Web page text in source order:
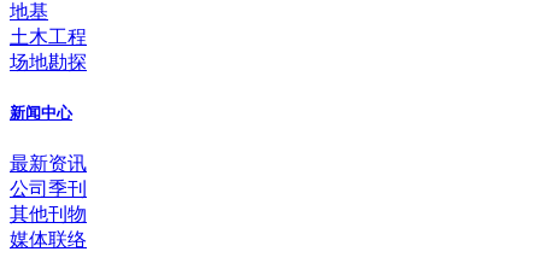
地基
土木工程
场地勘探
新闻中心
最新资讯
公司季刊
其他刊物
媒体联络